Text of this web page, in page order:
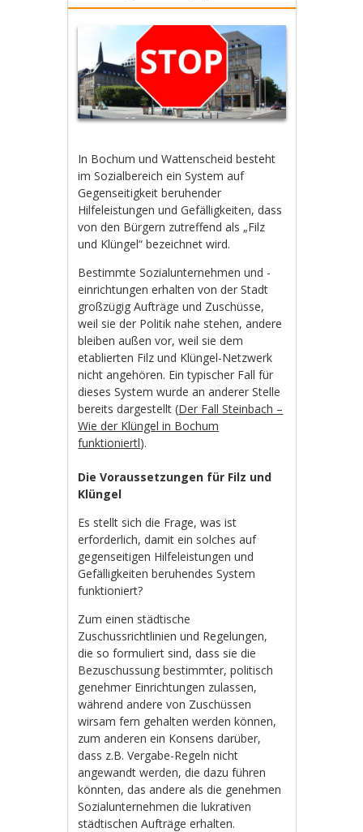
In Bochum und Wattenscheid besteht
im Sozialbereich ein System auf
Gegenseitigkeit beruhender
Hilfeleistungen und Gefälligkeiten, dass
von den Bürgern zutreffend als „Filz
und Klüngel“ bezeichnet wird.
Bestimmte Sozialunternehmen und -
einrichtungen erhalten von der Stadt
großzügig Aufträge und Zuschüsse,
weil sie der Politik nahe stehen, andere
bleiben außen vor, weil sie dem
etablierten Filz und Klüngel-Netzwerk
nicht angehören. Ein typischer Fall für
dieses System wurde an anderer Stelle
bereits dargestellt (Der Fall Steinbach –
Wie der Klüngel in Bochum
funktioniertl).
Die Voraussetzungen für Filz und
Klüngel
Es stellt sich die Frage, was ist
erforderlich, damit ein solches auf
gegenseitigen Hilfeleistungen und
Gefälligkeiten beruhendes System
funktioniert?
Zum einen städtische
Zuschussrichtlinien und Regelungen,
die so formuliert sind, dass sie die
Bezuschussung bestimmter, politisch
genehmer Einrichtungen zulassen,
während andere von Zuschüssen
wirsam fern gehalten werden können,
zum anderen ein Konsens darüber,
dass z.B. Vergabe-Regeln nicht
angewandt werden, die dazu führen
könnten, das andere als die genehmen
Sozialunternehmen die lukrativen
städtischen Aufträge erhalten.